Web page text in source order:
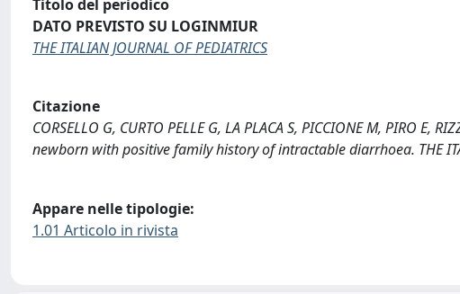
Titolo del periodico
DATO PREVISTO SU LOGINMIUR
THE ITALIAN JOURNAL OF PEDIATRICS
Citazione
CORSELLO G, CURTO PELLE G, LA PLACA S, PICCIONE M, PIRO
newborn with positive family history of intractable diarrhoea. THE
Appare nelle tipologie:
1.01 Articolo in rivista